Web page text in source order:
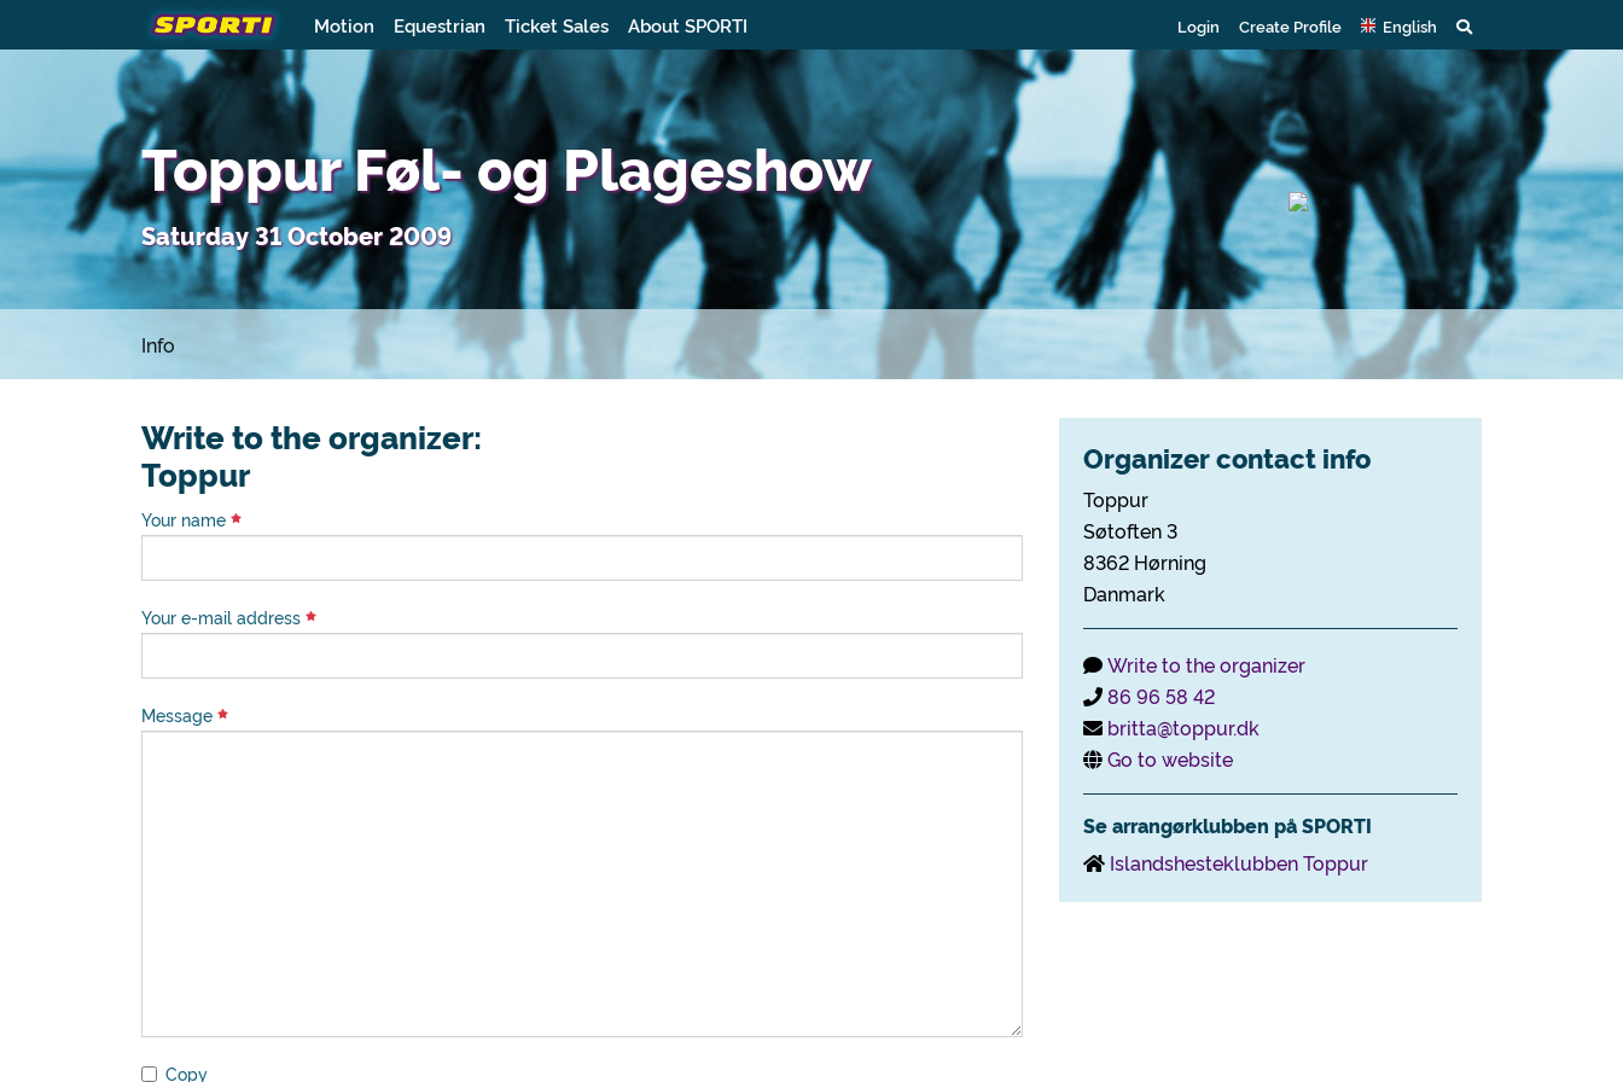
Motion Equestrian Ticket Sales About SPORTI Login Create Profile English
Toppur Føl- og Plageshow
Saturday 31 October 2009
Info
Write to the organizer:
Toppur
Your name
Your e-mail address
Message
Copy
Organizer contact info
Toppur
Søtoften 3
8362 Hørning
Danmark
Write to the organizer
86 96 58 42
britta@toppur.dk
Go to website
Se arrangørklubben på SPORTI
Islandshesteklubben Toppur